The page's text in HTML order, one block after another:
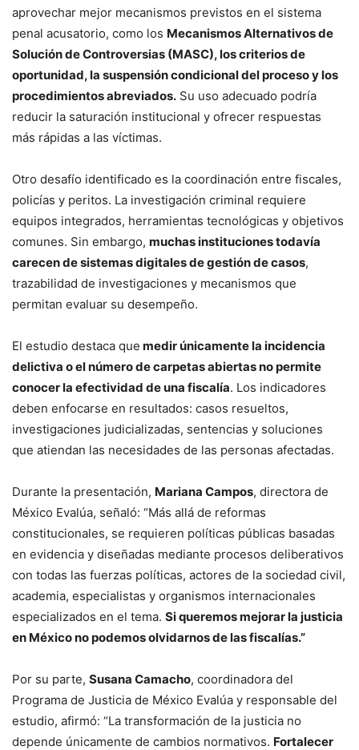
aprovechar mejor mecanismos previstos en el sistema
penal acusatorio, como los Mecanismos Alternativos de
Solución de Controversias (MASC), los criterios de
oportunidad, la suspensión condicional del proceso y los
procedimientos abreviados. Su uso adecuado podría
reducir la saturación institucional y ofrecer respuestas
más rápidas a las víctimas.
Otro desafío identificado es la coordinación entre fiscales,
policías y peritos. La investigación criminal requiere
equipos integrados, herramientas tecnológicas y objetivos
comunes. Sin embargo, muchas instituciones todavía
carecen de sistemas digitales de gestión de casos,
trazabilidad de investigaciones y mecanismos que
permitan evaluar su desempeño.
El estudio destaca que medir únicamente la incidencia
delictiva o el número de carpetas abiertas no permite
conocer la efectividad de una fiscalía. Los indicadores
deben enfocarse en resultados: casos resueltos,
investigaciones judicializadas, sentencias y soluciones
que atiendan las necesidades de las personas afectadas.
Durante la presentación, Mariana Campos, directora de
México Evalúa, señaló: “Más allá de reformas
constitucionales, se requieren políticas públicas basadas
en evidencia y diseñadas mediante procesos deliberativos
con todas las fuerzas políticas, actores de la sociedad civil,
academia, especialistas y organismos internacionales
especializados en el tema. Si queremos mejorar la justicia
en México no podemos olvidarnos de las fiscalías.”
Por su parte, Susana Camacho, coordinadora del
Programa de Justicia de México Evalúa y responsable del
estudio, afirmó: “La transformación de la justicia no
depende únicamente de cambios normativos. Fortalecer